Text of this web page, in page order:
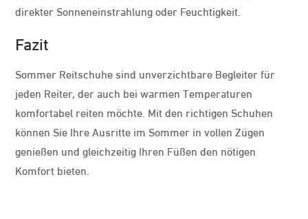
direkter Sonneneinstrahlung oder Feuchtigkeit.
Fazit
Sommer Reitschuhe sind unverzichtbare Begleiter für
jeden Reiter, der auch bei warmen Temperaturen
komfortabel reiten möchte. Mit den richtigen Schuhen
können Sie Ihre Ausritte im Sommer in vollen Zügen
genießen und gleichzeitig Ihren Füßen den nötigen
Komfort bieten.